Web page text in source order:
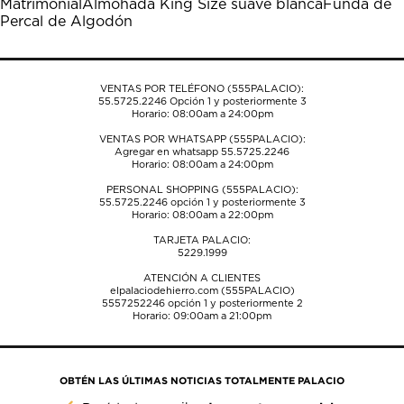
formulario
de
formulario
de
formulario
de
formulario
de
formulario
de
Matrimonial Almohada King Size suave blancaFunda de
Percal de Algodón
VENTAS POR TELÉFONO (555PALACIO):
55.5725.2246Opción 1 y posteriormente 3
Horario: 08:00am a 24:00pm
VENTAS POR WHATSAPP (555PALACIO):
Agregar en whatsapp 55.5725.2246
Horario: 08:00am a 24:00pm
PERSONAL SHOPPING (555PALACIO):
55.5725.2246opción 1 y posteriormente 3
Horario: 08:00am a 22:00pm
TARJETA PALACIO:
5229.1999
ATENCIÓN A CLIENTES
elpalaciodehierro.com (555PALACIO)
5557252246opción 1 y posteriormente 2
Horario: 09:00am a 21:00pm
OBTÉN LAS ÚLTIMAS NOTICIAS TOTALMENTE PALACIO